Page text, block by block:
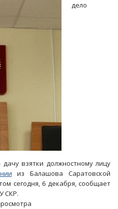
дело
взятки должностному лицу
из Балашова Саратовской
сегодня, 6 декабря, сообщает
СКР.